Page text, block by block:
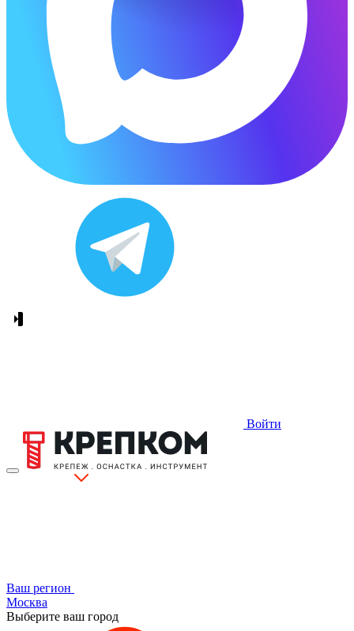
Войти
Ваш регион
Москва
Выберите ваш город